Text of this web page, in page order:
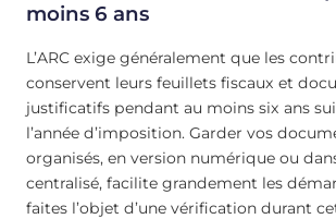
moins 6 ans
L’ARC exige généralement que les
conservent leurs feuillets fiscaux et
justificatifs pendant au moins six ans
l’année d’imposition. Garder vos
organisés, en version numérique ou
centralisé, facilite grandement les
faites l’objet d’une vérification durant